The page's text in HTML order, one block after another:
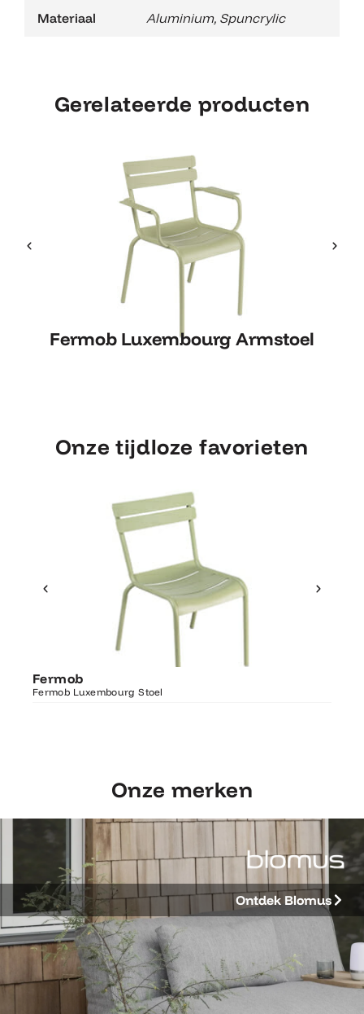
Materiaal Aluminium, Spuncrylic
Gerelateerde producten
Fermob Luxembourg Armstoel
Fermob Luxembourg Armstoel
Onze tijdloze favorieten
Fermob
Fermob Luxembourg Stoel
Ontdek Fermob
Luxembourg Stoel
Onze merken
Ontdek Blomus